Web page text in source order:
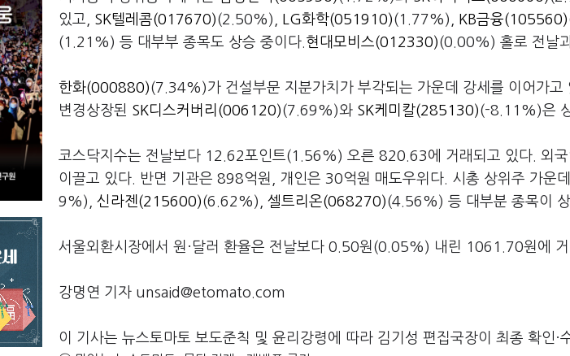
있고, SK텔레콤(017670)(2.50%), LG화학(051910)(1.77%), KB금융(105560)
(1.21%) 등 대부부 종목도 상승 중이다. 현대모비스(012330)(0.00%) 홀로 전날
한화(000880)(7.34%)가 건설부문 지분가치가 부각되는 가운데 강세를 이어가고
변경상장된 SK디스커버리(006120)(7.69%)와 SK케미칼(285130)(-8.11%)은
코스닥지수는 전날보다 12.62포인트(1.56%) 오른 820.63에 거래되고 있다. 외
이끌고 있다. 반면 기관은 898억원, 개인은 30억원 매도우위다. 시총 상위주 가운데
9%), 신라젠(215600)(6.62%), 셀트리온(068270)(4.56%) 등 대부분 종목이 상
서울외환시장에서 원·달러 환율은 전날보다 0.50원(0.05%) 내린 1061.70원에 거
강명연 기자 unsaid@etomato.com
이 기사는 뉴스토마토 보도준칙 및 윤리강령에 따라 김기성 편집국장이 최종 확인·